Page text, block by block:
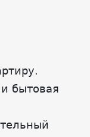
бытовая